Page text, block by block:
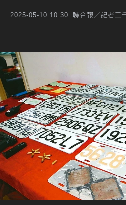
2025-05-10 10:30 聯合報／記者王